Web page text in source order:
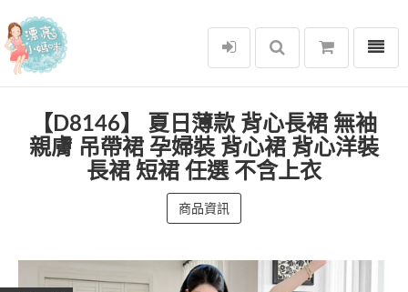
漂亮小媽咪
選單
【D8146】 夏日薄款 背心長裙 無袖
親膚 吊帶裙 孕婦裝 背心裙 背心洋裝
長裙 短裙 任選 不含上衣
商品資訊